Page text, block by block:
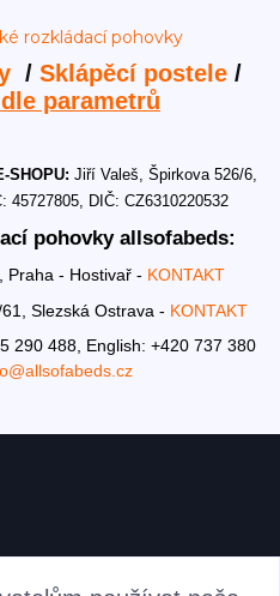
/ Sklápěcí postele/
parametrů
SHOPU:Jiří Valeš, Špirkova 526/6,
45727805, DIČ: CZ6310220532
pohovky allsofabeds:
Praha - Hostivař - KONTAKT
Slezská Ostrava - KONTAKT
290 488, English: +420 737 380